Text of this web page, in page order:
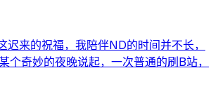
迟来的祝福，我陪伴ND的时间并不长，
个奇妙的夜晚说起，一次普通的刷B站，